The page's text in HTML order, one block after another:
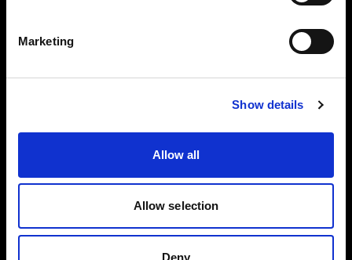
Marketing
Show details
Allow all
Allow selection
Deny
個々のライトをフルコントロール
AirX 対応の Profoto ライトを個別に接続すれば、
すべてのストロボの設定をコントロールできま